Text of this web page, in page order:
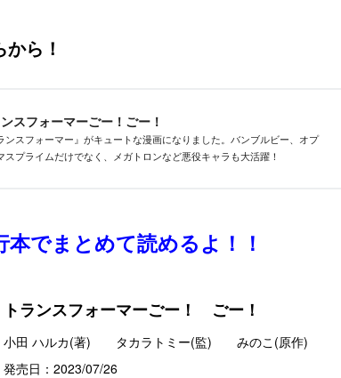
ら！
ンスフォーマーごー！ごー！
ンスフォーマー』がキュートな漫画になりました。バンブルビー、オプ
スプライムだけでなく、メガトロンなど悪役キャラも大活躍！
本でまとめて読めるよ！！
トランスフォーマーごー！ ごー！
小田 ハルカ(著) タカラトミー(監) みのこ(原作)
発売日： 2023/07/26